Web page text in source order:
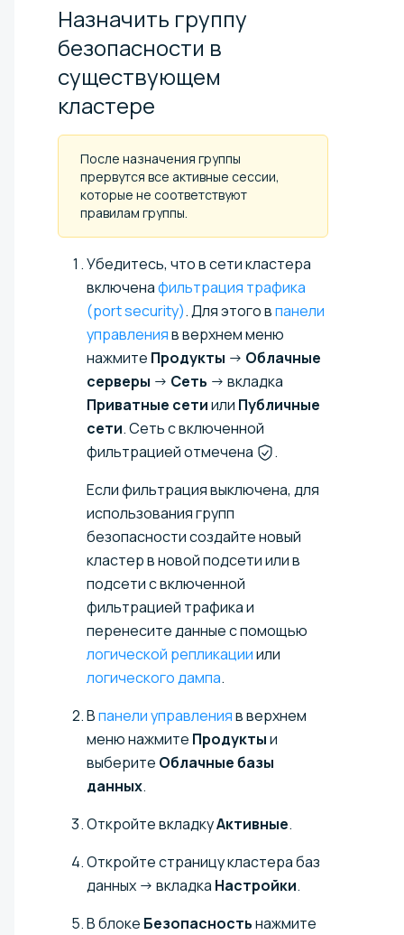
Назначить группу
безопасности в
существующем
кластере
После назначения группы
прервутся все активные сессии,
которые не соответствуют
правилам группы.
Убедитесь, что в сети кластера
включенафильтрация трафика
(port security). Для этого впанели
управленияв верхнем меню
нажмите Продукты → Облачные
серверы → Сеть → вкладка
Приватные сетиили Публичные
сети. Сеть с включенной
фильтрацией отмечена
.
Если фильтрация выключена, для
использования групп
безопасности создайте новый
кластер в новой подсети или в
подсети с включенной
фильтрацией трафика и
перенесите данные с помощью
логической репликацииили
логического дампа.
Впанели управленияв верхнем
меню нажмите Продуктыи
выберите Облачные базы
данных.
Откройте вкладкуАктивные.
Откройте страницу кластера баз
данных → вкладка Настройки.
В блоке Безопасностьнажмите